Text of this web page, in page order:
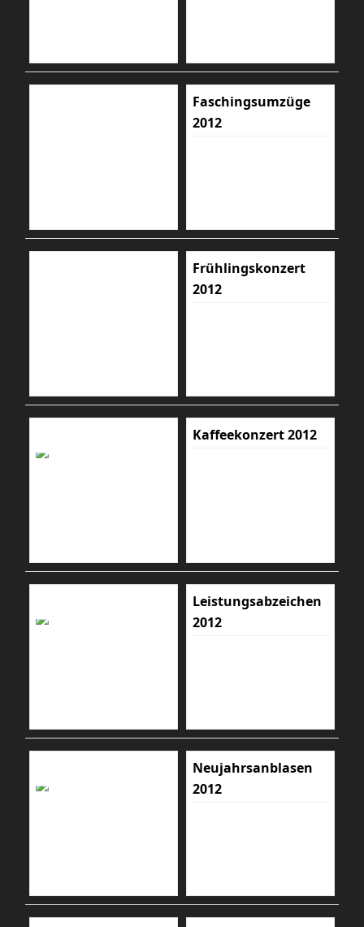
Faschingsumzüge
2012
Frühlingskonzert
2012
Kaffeekonzert 2012
Leistungsabzeichen
2012
Neujahrsanblasen
2012